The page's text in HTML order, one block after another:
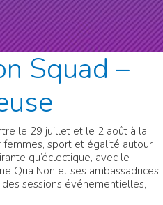
Squad –
le 29 juillet et le 2 août à la
sport et égalité autour
qu’éclectique, avec le
Qua Non et ses ambassadrices
sessions événementielles,